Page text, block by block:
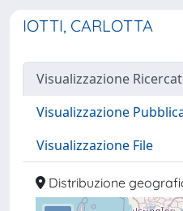
IOTTI, CARLOTTA
Visualizzazione
Visualizzazione
Visualizzazione File
Distribuzione